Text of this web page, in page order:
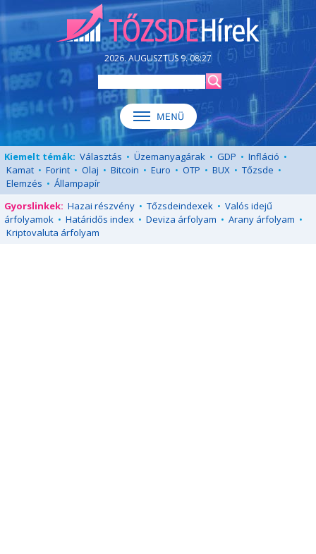
2026. AUGUSZTUS 9. 08:27
Kiemelt témák: Választás • Üzemanyagárak • GDP • Infláció •
Kamat • Forint • Olaj • Bitcoin • Euro • OTP • BUX • Tőzsde •
Elemzés • Állampapír
Gyorslinkek: Hazai részvény • Tőzsdeindexek • Valós idejű
árfolyamok • Határidős index • Deviza árfolyam • Arany árfolyam •
Kriptovaluta árfolyam